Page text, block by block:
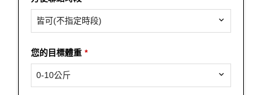
皆可(不指定時段)
您的目標體重 *
0-10公斤